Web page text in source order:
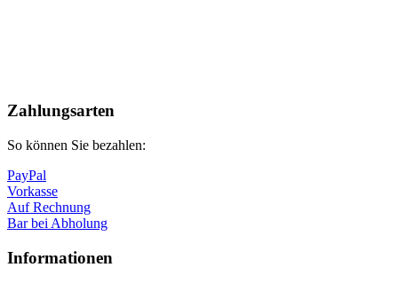
oben
Zahlungsarten
So können Sie bezahlen:
PayPal
Vorkasse
Auf Rechnung
Bar bei Abholung
Informationen